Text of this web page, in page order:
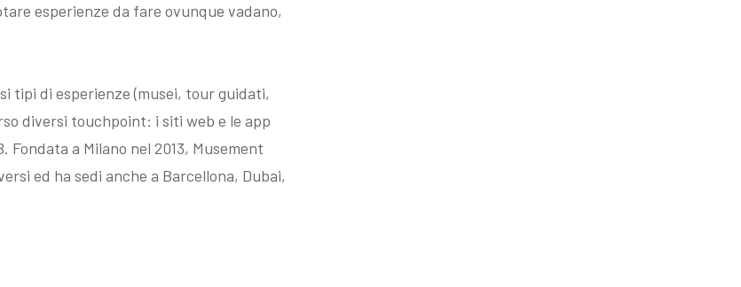
esperienze da fare ovunque vadano,
tipi di esperienze (musei, tour guidati,
diversi touchpoint: i siti web e le app
Fondata a Milano nel 2013, Musement
ed ha sedi anche a Barcellona, Dubai,